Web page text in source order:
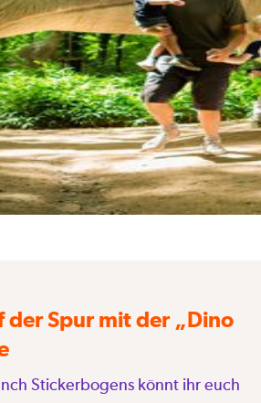
der Spur mit der „Dino
Stickerbogens könnt ihr euch